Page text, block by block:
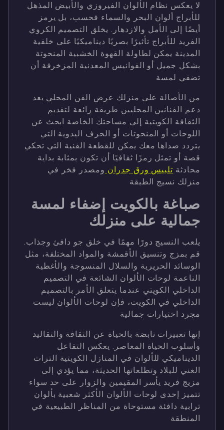
لا يعكس نظام الألوان الفيروزي والأبيض المذهل
للأبراج ألوان البحر والسماء فحسب، بل يرمز
أيضًا إلى الأمل والازدهار. يخلق التصميم الكروي
الفريد للأبراج تأثيرًا بصريًا ديناميكيًا على خلفية
المدينة يمكن لطاولة القهوة الخشبية المنحوتة
بشكل جميل أو الفوانيس المعدنية المزخرفة أن
تضفي لمسة
من الأصالة على منزلك عرض الفن المحلي يعد
دعم الفنانين المحليين طريقة رائعة لتقديم
الثقافة الكويتية إلى مساحتك الخاصة ابحث عن
اللوحات أو المنحوتات أو الحرف اليدوية التي
يتردد صداها معك يمكن للقطعة الفنية التي تحكي
قصة أو تمثل رمزًا ثقافيًا أن تكون بمثابة بداية
محادثة تلبيس ورق جدران ومصدر فخر في
منزلك نسيج الطبقة
صباغة بالكويت إضفاء لمسة
جمالية على منزلك
يلعب النسيج دورًا مهمًا في خلق جو دافئ وجذاب.
قم بمزج وتنسيق الأقمشة والمواد المختلفة، مثل
الوسائد الحريرية والسلال المنسوجة والأغطية
الناعمة لوحات الألوان الشائعة في التصميم
الداخلي الكويتي عندما يتعلق الأمر بالتصميم
الداخلي في الكويت، فإن لوحات الألوان ليست
مجرد اختيارات جمالية
إنها تعبيرات نابضة بالحياة عن الثقافة والتقاليد
وأسلوب الحياة المعاصر. يعكس التفاعل
الديناميكي للألوان في المنازل الكويتية التراث
الغني للبلاد وتطلعاتها الحديثة، مما يؤدي إلى
مزيج فريد يأسر المقيمين والزوار على حد سواء
تتميز إحدى لوحات الألوان الأكثر شعبية بألوان
ترابية دافئة مستوحاة من المناظر الطبيعية في
المنطقة